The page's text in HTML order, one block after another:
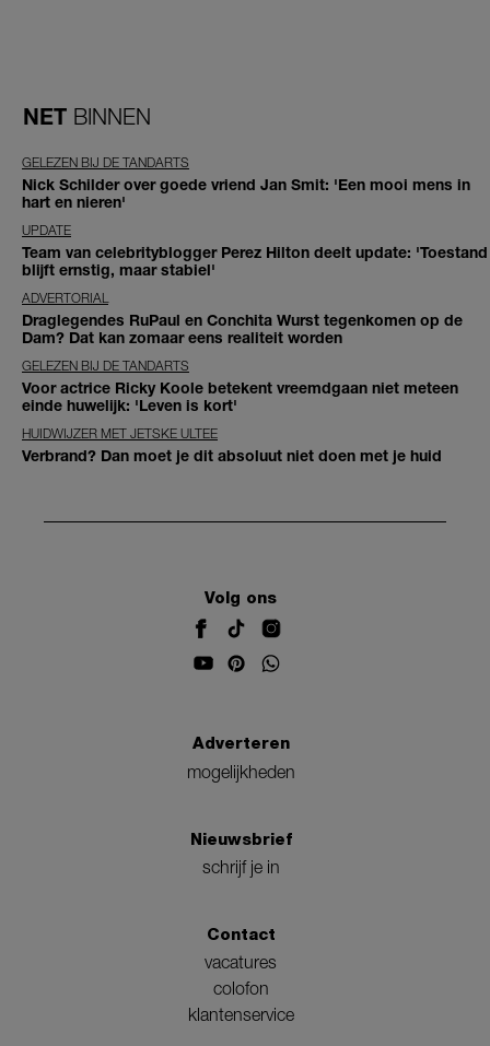
NET BINNEN
GELEZEN BIJ DE TANDARTS
Nick Schilder over goede vriend Jan Smit: 'Een mooi mens in
hart en nieren'
UPDATE
Team van celebrityblogger Perez Hilton deelt update: 'Toestand
blijft ernstig, maar stabiel'
ADVERTORIAL
Draglegendes RuPaul en Conchita Wurst tegenkomen op de
Dam? Dat kan zomaar eens realiteit worden
GELEZEN BIJ DE TANDARTS
Voor actrice Ricky Koole betekent vreemdgaan niet meteen
einde huwelijk: 'Leven is kort'
HUIDWIJZER MET JETSKE ULTEE
Verbrand? Dan moet je dit absoluut niet doen met je huid
Volg ons
Adverteren
mogelijkheden
Nieuwsbrief
schrijf je in
Contact
vacatures
colofon
klantenservice